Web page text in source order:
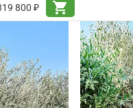
800 ₽
shopping_cart